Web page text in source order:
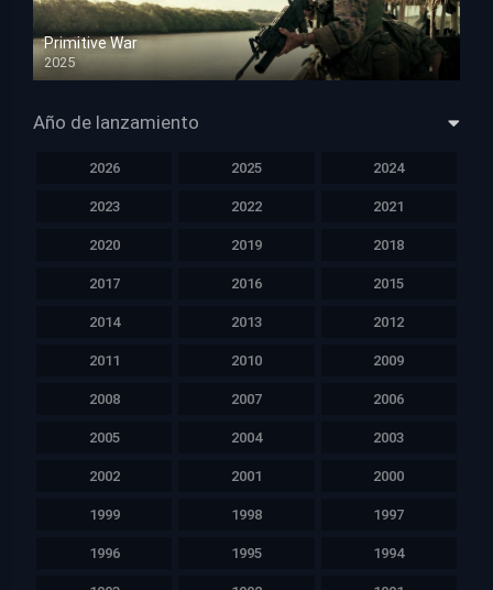
Primitive War
2025
HD 1080p
Año de lanzamiento
2026 2025 2024
2023 2022 2021
2020 2019 2018
2017 2016 2015
2014 2013 2012
2011 2010 2009
2008 2007 2006
2005 2004 2003
2002 2001 2000
1999 1998 1997
1996 1995 1994